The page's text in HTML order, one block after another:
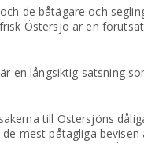
de båtägare och
Östersjö är en
en långsiktig satsning
till Östersjöns
mest påtagliga